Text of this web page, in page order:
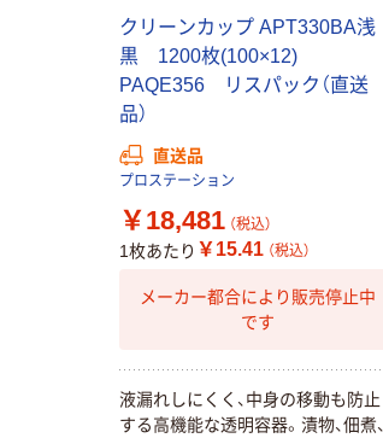
クリーンカップ APT330BA浅
黒 1200枚(100×12)
PAQE356 リスパック（直送
品）
直送品
プロステーション
￥18,481 （税込）
1枚あたり ￥15.41 （税込）
メーカー都合により販売停止中
です
液漏れしにくく、中身の移動も防止
する高機能な透明容器。漬物、佃煮、